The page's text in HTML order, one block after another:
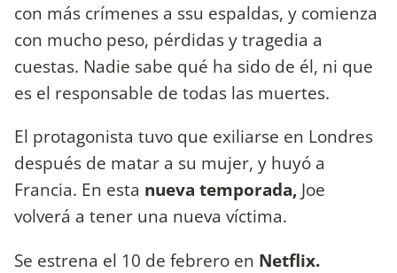
con más crímenes a ssu espaldas, y comienza
con mucho peso, pérdidas y tragedia a
cuestas. Nadie sabe qué ha sido de él, ni que
es el responsable de todas las muertes.
El protagonista tuvo que exiliarse en Londres
después de matar a su mujer, y huyó a
Francia. En esta nueva temporada, Joe
volverá a tener una nueva víctima.
Se estrena el 10 de febrero en Netflix.